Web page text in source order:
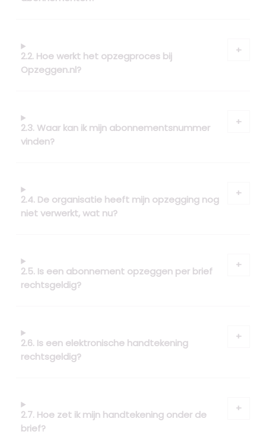
2.2. Hoe werkt het opzegproces bij
Opzeggen.nl?
2.3. Waar kan ik mijn abonnementsnummer
vinden?
2.4. De organisatie heeft mijn opzegging nog
niet verwerkt, wat nu?
2.5. Is een abonnement opzeggen per brief
rechtsgeldig?
2.6. Is een elektronische handtekening
rechtsgeldig?
2.7. Hoe zet ik mijn handtekening onder de
brief?